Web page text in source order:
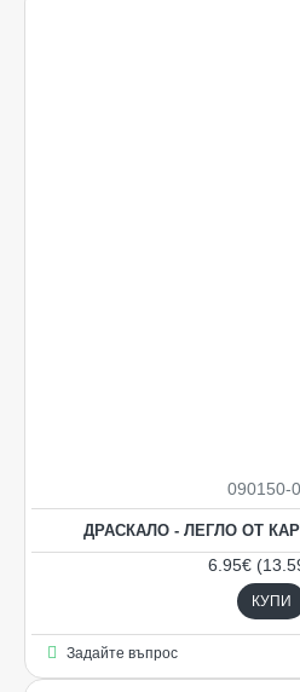
090150-
ДРАСКАЛО - ЛЕГЛО ОТ
6.95€
КУПИ
Задайте въпрос